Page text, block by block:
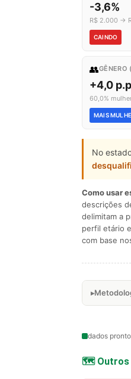
-3,6%
R$ 2.000 →
CAINDO
👥GÊNERO
+4,0
60,0%
MAIS
No
Como usar
descrições
delimitam a
perfil etário
com base
dados
🗺️ Outros